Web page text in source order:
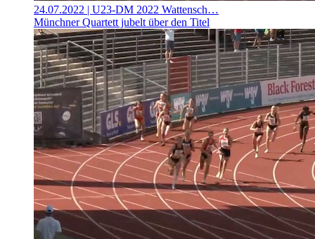
24.07.2022 | U23-DM 2022 Wattensch…
Münchner Quartett jubelt über den Titel